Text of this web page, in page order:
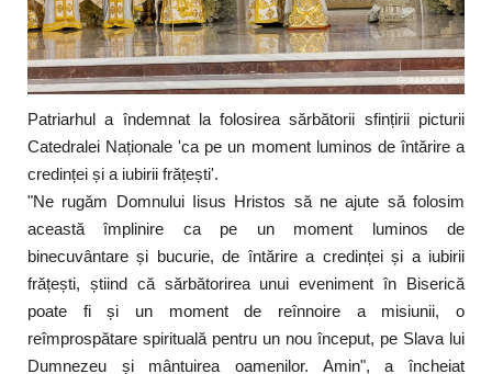
Patriarhul a îndemnat la folosirea sărbătorii sfințirii picturii
Catedralei Naționale 'ca pe un moment luminos de întărire a
credinței și a iubirii frățești'.
"Ne rugăm Domnului Iisus Hristos să ne ajute să folosim
această împlinire ca pe un moment luminos de
binecuvântare și bucurie, de întărire a credinței și a iubirii
frățești, știind că sărbătorirea unui eveniment în Biserică
poate fi și un moment de reînnoire a misiunii, o
reîmprospătare spirituală pentru un nou început, pe Slava lui
Dumnezeu și mântuirea oamenilor. Amin", a încheiat